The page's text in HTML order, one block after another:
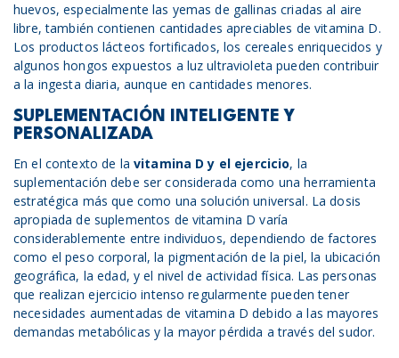
huevos, especialmente las yemas de gallinas criadas al aire
libre, también contienen cantidades apreciables de vitamina D.
Los productos lácteos fortificados, los cereales enriquecidos y
algunos hongos expuestos a luz ultravioleta pueden contribuir
a la ingesta diaria, aunque en cantidades menores.
SUPLEMENTACIÓN INTELIGENTE Y
PERSONALIZADA
En el contexto de la vitamina D y el ejercicio, la
suplementación debe ser considerada como una herramienta
estratégica más que como una solución universal. La dosis
apropiada de suplementos de vitamina D varía
considerablemente entre individuos, dependiendo de factores
como el peso corporal, la pigmentación de la piel, la ubicación
geográfica, la edad, y el nivel de actividad física. Las personas
que realizan ejercicio intenso regularmente pueden tener
necesidades aumentadas de vitamina D debido a las mayores
demandas metabólicas y la mayor pérdida a través del sudor.